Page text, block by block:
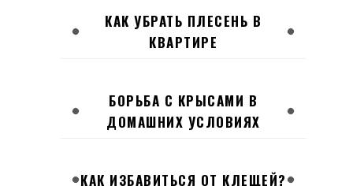
КАК УБРАТЬ ПЛЕСЕНЬ В
КВАРТИРЕ
БОРЬБА С КРЫСАМИ В
ДОМАШНИХ УСЛОВИЯХ
КАК ИЗБАВИТЬСЯ ОТ КЛЕЩЕЙ?